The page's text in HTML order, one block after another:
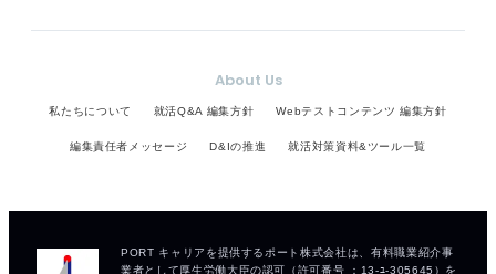
About Us
私たちについて 就活Q&A 編集方針 Webテストコンテンツ 編集方針
編集責任者メッセージ D&Iの推進 就活対策資料&ツール一覧